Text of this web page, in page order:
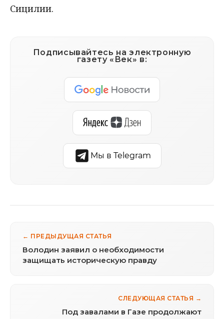
Сицилии.
Подписывайтесь на электронную
газету «Век» в:
Мы в Telegram
← ПРЕДЫДУЩАЯ СТАТЬЯ
Володин заявил о необходимости
защищать историческую правду
СЛЕДУЮЩАЯ СТАТЬЯ →
Под завалами в Газе продолжают